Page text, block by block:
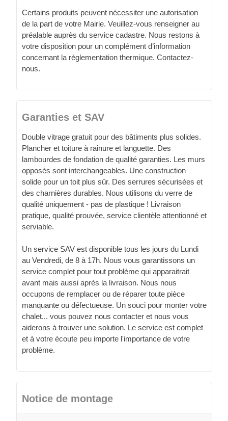
Certains produits peuvent nécessiter une autorisation
de la part de votre Mairie. Veuillez-vous renseigner au
préalable auprès du service cadastre. Nous restons à
votre disposition pour un complément d’information
concernant la règlementation thermique. Contactez-
nous.
Garanties et SAV
Double vitrage gratuit pour des bâtiments plus solides.
Plancher et toiture à rainure et languette. Des
lambourdes de fondation de qualité garanties. Les murs
opposés sont interchangeables. Une construction
solide pour un toit plus sûr. Des serrures sécurisées et
des charnières durables. Nous utilisons du verre de
qualité uniquement - pas de plastique ! Livraison
pratique, qualité prouvée, service clientèle attentionné et
serviable.
Un service SAV est disponible tous les jours du Lundi
au Vendredi, de 8 à 17h. Nous vous garantissons un
service complet pour tout problème qui apparaitrait
avant mais aussi après la livraison. Nous nous
occupons de remplacer ou de réparer toute pièce
manquante ou défectueuse. Un souci pour monter votre
chalet... vous pouvez nous contacter et nous vous
aiderons à trouver une solution. Le service est complet
et à votre écoute peu importe l'importance de votre
problème.
Notice de montage